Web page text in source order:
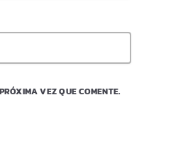
VEZ QUE COMENTE.